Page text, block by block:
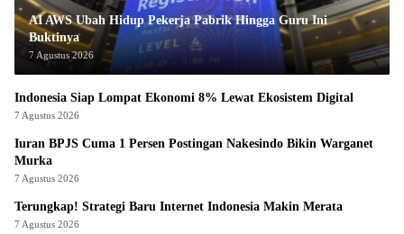
AI AWS Ubah Hidup Pekerja Pabrik Hingga Guru Ini
Buktinya
7 Agustus 2026
Indonesia Siap Lompat Ekonomi 8% Lewat Ekosistem Digital
7 Agustus 2026
Iuran BPJS Cuma 1 Persen Postingan Nakesindo Bikin Warganet
Murka
7 Agustus 2026
Terungkap! Strategi Baru Internet Indonesia Makin Merata
7 Agustus 2026